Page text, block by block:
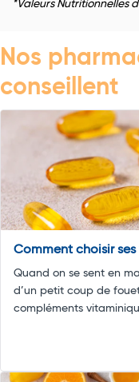
*Valeurs Nutritionnelles
Nos
conseillent
Comment choisir
Quand on se sent en
d’un petit coup de
compléments